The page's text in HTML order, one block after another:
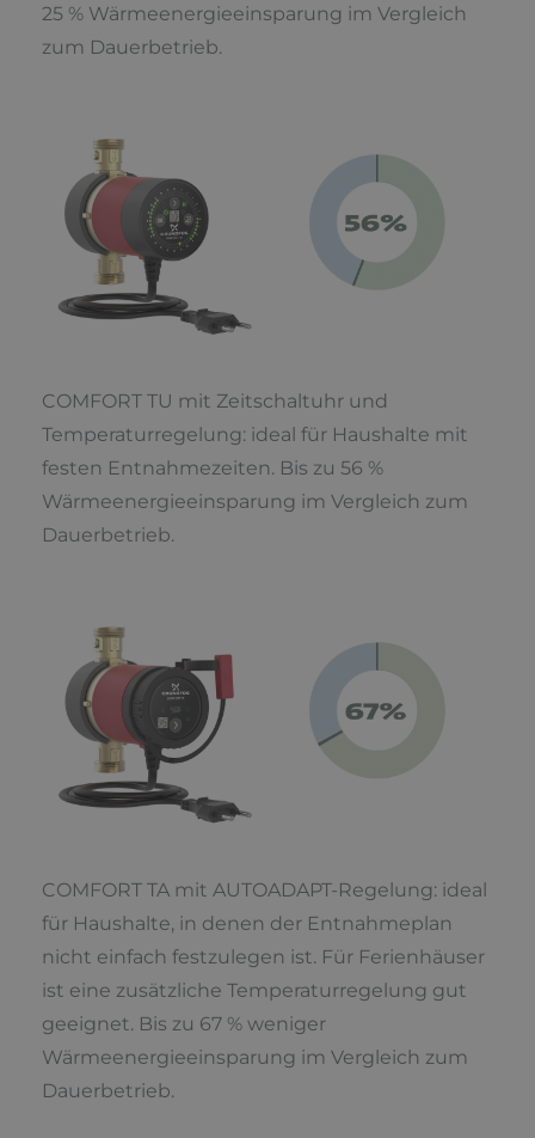
25 % Wärmeenergieeinsparung im Vergleich
zum Dauerbetrieb.
COMFORT TU mit Zeitschaltuhr und
Temperaturregelung: ideal für Haushalte mit
festen Entnahmezeiten. Bis zu 56 %
Wärmeenergieeinsparung im Vergleich zum
Dauerbetrieb.
COMFORT TA mit AUTOADAPT-Regelung: ideal
für Haushalte, in denen der Entnahmeplan
nicht einfach festzulegen ist. Für Ferienhäuser
ist eine zusätzliche Temperaturregelung gut
geeignet. Bis zu 67 % weniger
Wärmeenergieeinsparung im Vergleich zum
Dauerbetrieb.